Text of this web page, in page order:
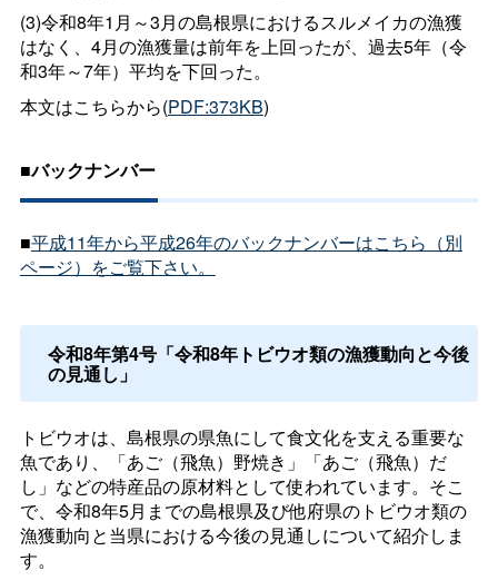
(3)令和8年1月～3月の島根県におけるスルメイカの漁獲
はなく、4月の漁獲量は前年を上回ったが、過去5年（令
和3年～7年）平均を下回った。
本文はこちらから(PDF:373KB)
■バックナンバー
■平成11年から平成26年のバックナンバーはこちら（別
ページ）をご覧下さい。
令和8年第4号「令和8年トビウオ類の漁獲動向と今後
の見通し」
トビウオは、島根県の県魚にして食文化を支える重要な
魚であり、「あご（飛魚）野焼き」「あご（飛魚）だ
し」などの特産品の原材料として使われています。そこ
で、令和8年5月までの島根県及び他府県のトビウオ類の
漁獲動向と当県における今後の見通しについて紹介しま
す。